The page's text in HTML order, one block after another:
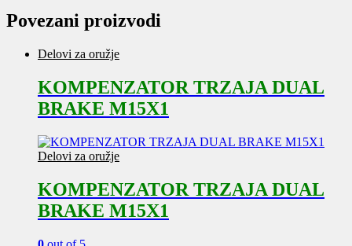
Povezani proizvodi
Delovi za oružje
KOMPENZATOR TRZAJA DUAL
BRAKE M15X1
Delovi za oružje
KOMPENZATOR TRZAJA DUAL
BRAKE M15X1